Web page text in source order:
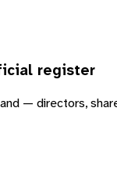
register
— directors,